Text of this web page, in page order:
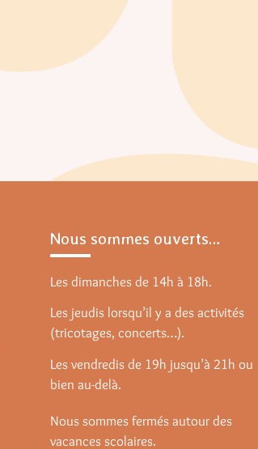
Nous sommes ouverts…
Les dimanches de 14h à 18h.
Les jeudis lorsqu’il y a des activités
(tricotages, concerts…).
Les vendredis de 19h jusqu’à 21h ou
bien au-delà.
Nous sommes fermés autour des
vacances scolaires.